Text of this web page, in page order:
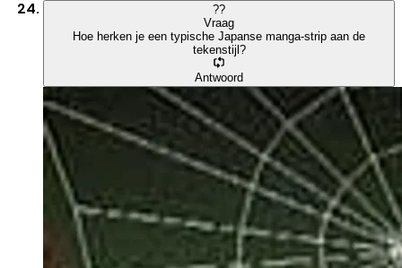
??
Vraag
Hoe herken je een typische Japanse manga-strip aan de
tekenstijl?
Antwoord